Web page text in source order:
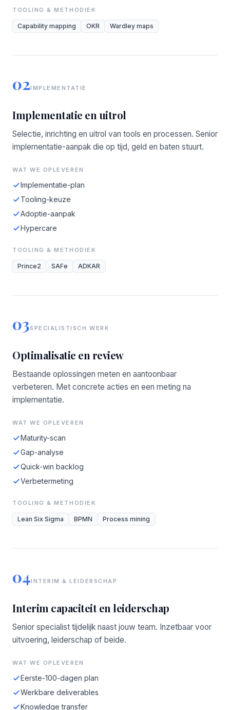
TOOLING & METHODIEK
Capability mapping OKR Wardley maps
02IMPLEMENTATIE
Implementatie en uitrol
Selectie, inrichting en uitrol van tools en processen. Senior
implementatie-aanpak die op tijd, geld en baten stuurt.
WAT WE OPLEVEREN
Implementatie-plan
Tooling-keuze
Adoptie-aanpak
Hypercare
TOOLING & METHODIEK
Prince2 SAFe ADKAR
03SPECIALISTISCH WERK
Optimalisatie en review
Bestaande oplossingen meten en aantoonbaar
verbeteren. Met concrete acties en een meting na
implementatie.
WAT WE OPLEVEREN
Maturity-scan
Gap-analyse
Quick-win backlog
Verbetermeting
TOOLING & METHODIEK
Lean Six Sigma BPMN Process mining
04INTERIM & LEIDERSCHAP
Interim capaciteit en leiderschap
Senior specialist tijdelijk naast jouw team. Inzetbaar voor
uitvoering, leiderschap of beide.
WAT WE OPLEVEREN
Eerste-100-dagen plan
Werkbare deliverables
Knowledge transfer